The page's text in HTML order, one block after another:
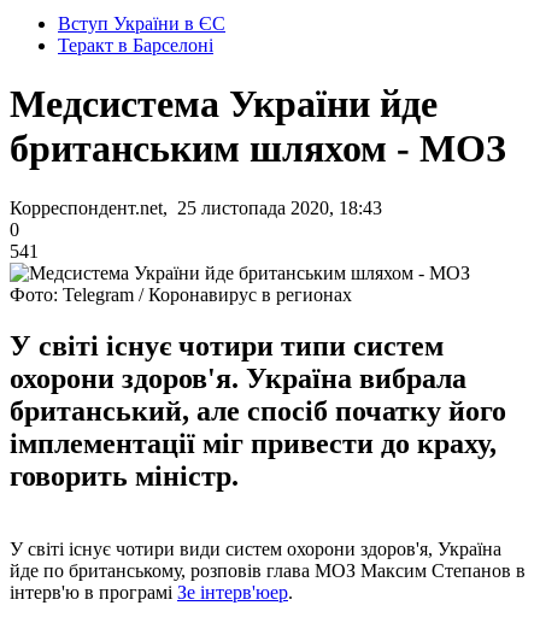
Вступ України в ЄС
Теракт в Барселоні
Медсистема України йде
британським шляхом - МОЗ
Корреспондент.net, 25 листопада 2020, 18:43
0
541
Фото: Telegram / Коронавирус в регионах
У світі існує чотири типи систем
охорони здоров'я. Україна вибрала
британський, але спосіб початку його
імплементації міг привести до краху,
говорить міністр.
У світі існує чотири види систем охорони здоров'я, Україна
йде по британському, розповів глава МОЗ Максим Степанов в
інтерв'ю в програмі Зе інтерв'юер.